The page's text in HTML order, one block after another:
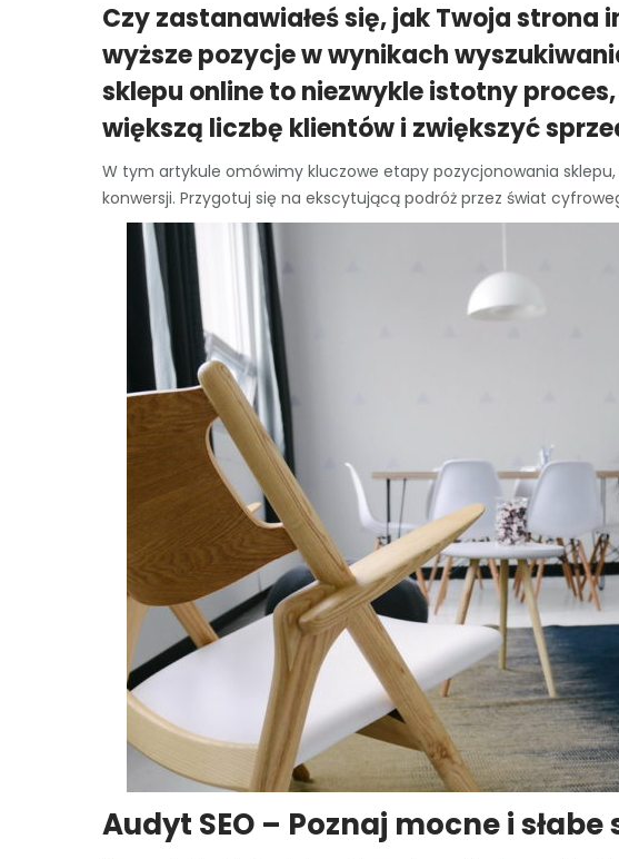
Czy zastanawiałeś się, jak Twoja strona
wyższe pozycje w wynikach
sklepu online to niezwykle istotny
większą liczbę klientów i zwiększyć
W tym artykule omówimy kluczowe etapy pozycjonowania
konwersji. Przygotuj się na ekscytującą podróż przez świat
Audyt SEO – Poznaj mocne i